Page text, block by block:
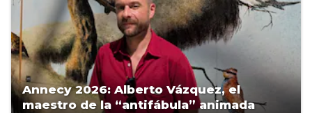
Annecy 2026: Alberto Vázquez, el
maestro de la “antifábula” animada